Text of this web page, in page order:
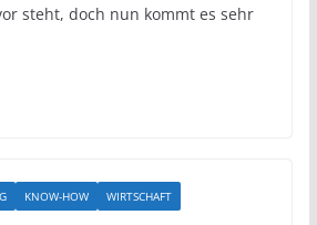
steht, doch nun kommt es sehr
KNOW-HOW WIRTSCHAFT